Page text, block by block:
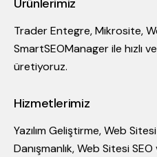
Ürünlerimiz
Trader Entegre, Mikrosite,
SmartSEOManager ile hızlı
üretiyoruz.
Hizmetlerimiz
Yazılım Geliştirme, Web
Danışmanlık, Web Sitesi